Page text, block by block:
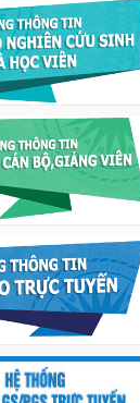
ĐỔI HỌC THUẬT
KHOA HỌC VÀ
VỚI TRƯỜNG ĐẠI
TRƯỜNG TRUNG
(NHẬT BẢN) VÀ
TRUNG HỌC PHỔ
KHOA HỌC TỰ
tạo hệ thống xác định
chính xác cao dựa trên
biến hóa
hai, 03/08/2026